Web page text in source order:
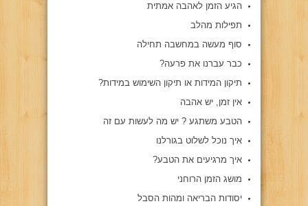
הגיע הזמן לאהבה אמתית
תפילות מהלב
סוף מעשה במחשבה תחילה
כבר עברנו את פרעה?
תיקון המידות או תיקון השימוש במידות?
אין זמן, יש אהבה
הטבע משתגע ? יש מה לעשות עם זה
איך נוכל לשלוט בגורלנו
איך מרגיעים את הטבע?
מושג הזמן הרוחני
יסודות הבריאה ומהות הסבל